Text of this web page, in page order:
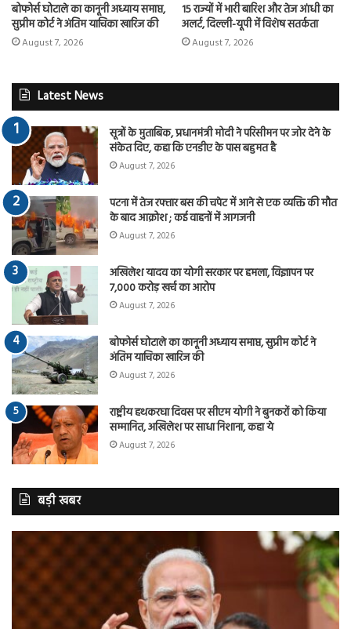
बोफोर्स घोटाले का कानूनी अध्याय समाप्त,
सुप्रीम कोर्ट ने अंतिम याचिका खारिज की
August 7, 2026
15 राज्यों में भारी बारिश और तेज आंधी का
अलर्ट, दिल्ली-यूपी में विशेष सतर्कता
August 7, 2026
Latest News
सूत्रों के मुताबिक, प्रधानमंत्री मोदी ने परिसीमन पर जोर देने के
संकेत दिए, कहा कि एनडीए के पास बहुमत है
August 7, 2026
पटना में तेज रफ्तार बस की चपेट में आने से एक व्यक्ति की मौत
के बाद आक्रोश ; कई वाहनों में आगजनी
August 7, 2026
अखिलेश यादव का योगी सरकार पर हमला, विज्ञापन पर
7,000 करोड़ खर्च का आरोप
August 7, 2026
बोफोर्स घोटाले का कानूनी अध्याय समाप्त, सुप्रीम कोर्ट ने
अंतिम याचिका खारिज की
August 7, 2026
राष्ट्रीय हथकरघा दिवस पर सीएम योगी ने बुनकरों को किया
सम्मानित, अखिलेश पर साधा निशाना, कहा ये
August 7, 2026
बड़ी खबर